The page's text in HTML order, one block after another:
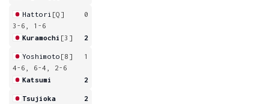
Hattori [Q]
0
3-6, 1-6
Kuramochi [3] 2
Yoshimoto [8]
1
4-6, 6-4, 2-6
Katsumi
2
Tsujioka
2